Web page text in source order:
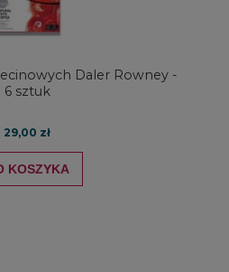
Daler Rowney -
6 sztuk
29,00 zł
KOSZYKA